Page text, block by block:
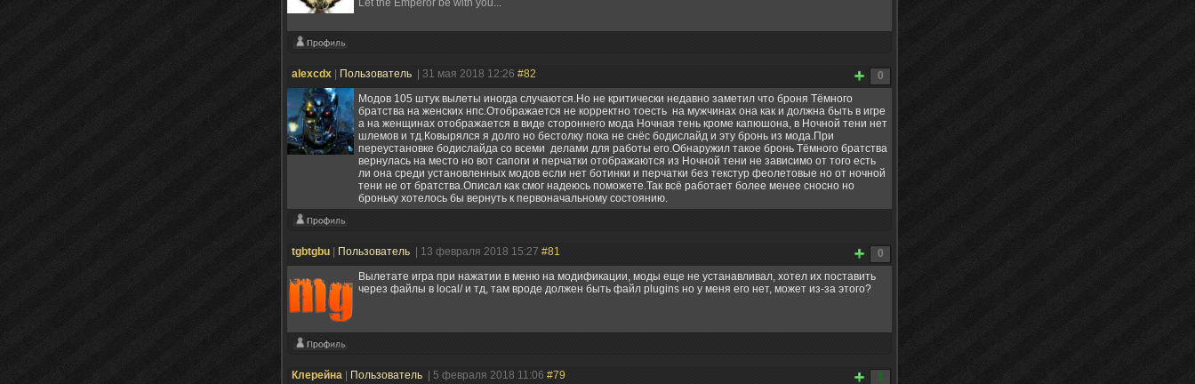
Let the Emperor be with you...
0
alexcdx Пользователь | 31 мая 2018 12:26 #82
Модов 105 штук вылеты иногда случаются.Но не критически недавно заметил что броня Тёмного
братства на женских нпс.Отображается не корректно тоесть на мужчинах она как и должна быть в игре
а на женщинах отображается в виде стороннего мода Ночная тень кроме капюшона, в Ночной тени нет
шлемов и тд.Ковырялся я долго но бестолку пока не снёс бодислайд и эту бронь из мода.При
переустановке бодислайда со всеми делами для работы его.Обнаружил такое бронь Тёмного братства
вернулась на место но вот сапоги и перчатки отображаются из Ночной тени не зависимо от того есть
ли она среди установленных модов если нет ботинки и перчатки без текстур феолетовые но от ночной
тени не от братства.Описал как смог надеюсь поможете.Так всё работает более менее сносно но
броньку хотелось бы вернуть к первоначальному состоянию.
0
tgbtgbu Пользователь | 13 февраля 2018 15:27 #81
Вылетате игра при нажатии в меню на модификации, моды еще не устанавливал, хотел их поставить
через файлы в local/ и тд, там вроде должен быть файл plugins но у меня его нет, может из-за этого?
1
Клерейна Пользователь | 5 февраля 2018 11:06 #79